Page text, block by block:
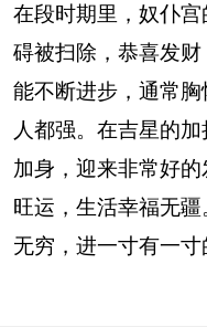
在段时期里，奴仆宫
碍被扫除，恭喜发
能不断进步，通常
人都强。在吉星的
加身，迎来非常好
旺运，生活幸福无
无穷，进一寸有一寸